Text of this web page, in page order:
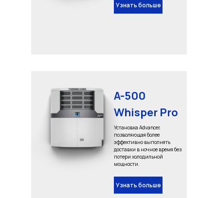
Установка Advancer,
позволяющая более
эффективно выполнять
доставки в ночное время без
потери холодильной
мощности.
Узнать больше
A-500
Whisper Pro
Узнать больше